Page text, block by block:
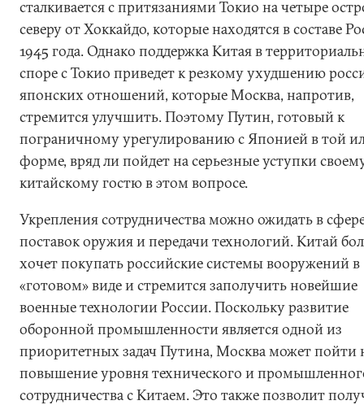
сталкивается с притязаниями Токио на четыре
северу от Хоккайдо, которые находятся в составе
1945 года. Однако поддержка Китая в
споре с Токио приведет к резкому ухудшению
японских отношений, которые Москва, напротив,
стремится улучшить. Поэтому Путин, готовый к
пограничному урегулированию с Японией в той
форме, вряд ли пойдет на серьезные уступки
китайскому гостю в этом вопросе.
Укрепления сотрудничества можно ожидать в
поставок оружия и передачи технологий. Китай
хочет покупать российские системы вооружений в
«готовом» виде и стремится заполучить новейшие
военные технологии России. Поскольку развитие
оборонной промышленности является одной из
приоритетных задач Путина, Москва может пойти
повышение уровня технического и
сотрудничества с Китаем. Это также позволит